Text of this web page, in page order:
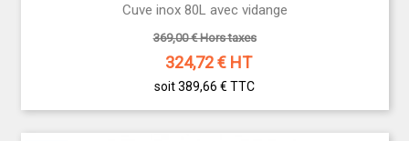
Cuve inox 80L avec vidange
369,00 € Hors taxes
324,72€ HT
soit 389,66 € TTC